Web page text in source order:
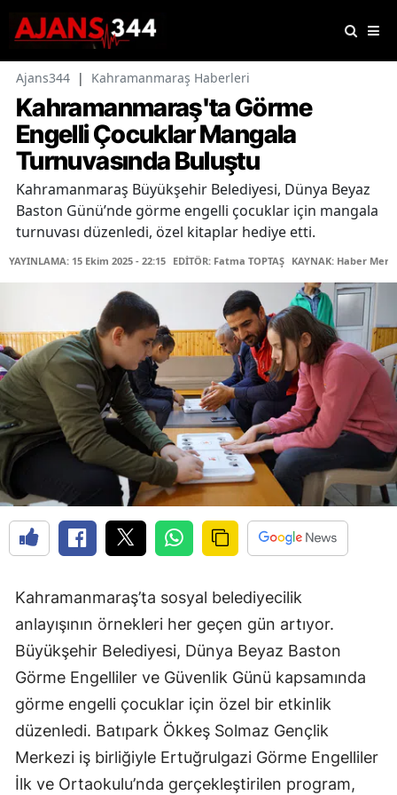
Ajans344 | Kahramanmaraş Haberleri
Kahramanmaraş'ta Görme
Engelli Çocuklar Mangala
Turnuvasında Buluştu
Kahramanmaraş Büyükşehir Belediyesi, Dünya Beyaz
Baston Günü’nde görme engelli çocuklar için mangala
turnuvası düzenledi, özel kitaplar hediye etti.
YAYINLAMA: 15 Ekim 2025 - 22:15 EDİTÖR: Fatma TOPTAŞ KAYNAK: Haber
Kahramanmaraş’ta sosyal belediyecilik
anlayışının örnekleri her geçen gün artıyor.
Büyükşehir Belediyesi, Dünya Beyaz Baston
Görme Engelliler ve Güvenlik Günü kapsamında
görme engelli çocuklar için özel bir etkinlik
düzenledi. Batıpark Ökkeş Solmaz Gençlik
Merkezi iş birliğiyle Ertuğrulgazi Görme Engelliler
İlk ve Ortaokulu’nda gerçekleştirilen program,